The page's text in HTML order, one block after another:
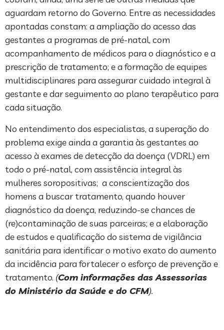
aguardam retorno do Governo. Entre as necessidades
apontadas constam: a ampliação do acesso das
gestantes a programas de pré-natal, com
acompanhamento de médicos para o diagnóstico e a
prescrição de tratamento; e a formação de equipes
multidisciplinares para assegurar cuidado integral à
gestante e dar seguimento ao plano terapêutico para
cada situação.
No entendimento dos especialistas, a superação do
problema exige ainda a garantia às gestantes ao
acesso à exames de detecção da doença (VDRL) em
todo o pré-natal, com assistência integral às
mulheres soropositivas; a conscientização dos
homens a buscar tratamento, quando houver
diagnóstico da doença, reduzindo-se chances de
(re)contaminação de suas parceiras; e a elaboração
de estudos e qualificação do sistema de vigilância
sanitária para identificar o motivo exato do aumento
da incidência para fortalecer o esforço de prevenção e
tratamento. (Com informações das Assessorias
do Ministério da Saúde e do CFM).